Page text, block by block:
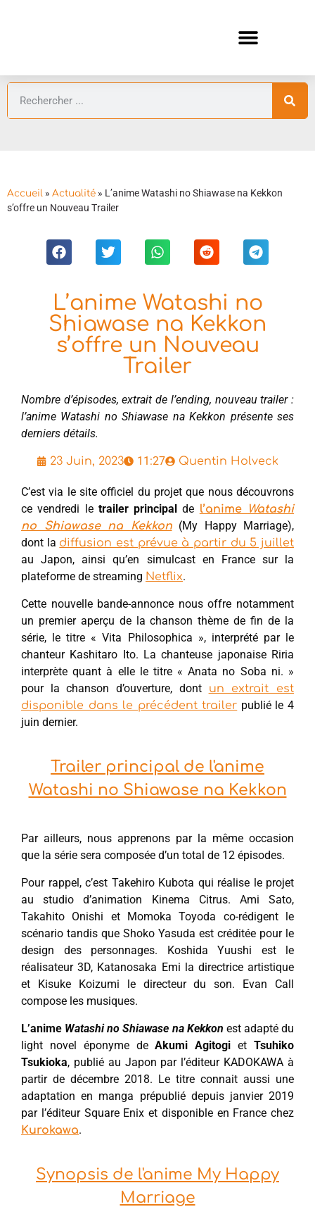
Accueil » Actualité » L’anime Watashi no Shiawase na Kekkon
s’offre un Nouveau Trailer
L’anime Watashi no
Shiawase na Kekkon
s’offre un Nouveau
Trailer
Nombre d’épisodes, extrait de l’ending, nouveau trailer :
l’anime Watashi no Shiawase na Kekkon présente ses
derniers détails.
23 Juin, 2023 11:27 Quentin Holveck
C’est via le site officiel du projet que nous découvrons
ce vendredi le trailer principal de l’anime
Watashi
no Shiawase na Kekkon(My Happy Marriage),
dont la diffusion est prévue à partir du 5 juillet
au Japon, ainsi qu’en simulcast en France sur la
plateforme de streaming Netflix.
Cette nouvelle bande-annonce nous offre notamment
un premier aperçu de la chanson thème de fin de la
série, le titre « Vita Philosophica », interprété par le
chanteur Kashitaro Ito. La chanteuse japonaise Riria
interprète quant à elle le titre « Anata no Soba ni. »
pour la chanson d’ouverture, dont
un extrait est
disponible dans le précédent trailer publié le 4
juin dernier.
Trailer principal de l'anime
Watashi no Shiawase na Kekkon
Par ailleurs, nous apprenons par la même occasion
que la série sera composée d’un total de 12 épisodes.
Pour rappel, c’est Takehiro Kubota qui réalise le projet
au studio d’animation Kinema Citrus. Ami Sato,
Takahito Onishi et Momoka Toyoda co-rédigent le
scénario tandis que Shoko Yasuda est créditée pour le
design des personnages. Koshida Yuushi est le
réalisateur 3D, Katanosaka Emi la directrice artistique
et Kisuke Koizumi le directeur du son. Evan Call
compose les musiques.
L’anime Watashi no Shiawase na Kekkon est adapté du
light novel éponyme deAkumi Agitogi etTsuhiko
Tsukioka, publié au Japon par l’éditeur KADOKAWA à
partir de décembre 2018. Le titre connait aussi une
adaptation en manga prépublié depuis janvier 2019
par l’éditeur Square Enix et disponible en France chez
Kurokawa.
Synopsis de l'anime My Happy
Marriage